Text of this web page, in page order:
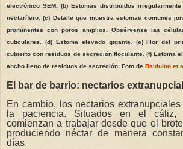
electrónico SEM. (b) Estomas distribuidos
nectarífero. (c) Detalle que muestra estomas comunes
prominentes con poros amplios. Obsérvense las
cuticulares. (d) Estoma elevado gigante. (e) Flor del
cubierto con residuos de secreción floculante. (f) Estoma
ancho lleno de residuos de secreción. Foto de Balduino et
El bar de barrio: nectarios
En cambio, los nectarios
la paciencia. Situados en el
comienzan a trabajar desde que el
produciendo néctar de manera
días.